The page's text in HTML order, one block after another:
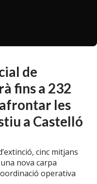
de
fins a 232
les
a Castelló
cinc mitjans
nova carpa
operativa